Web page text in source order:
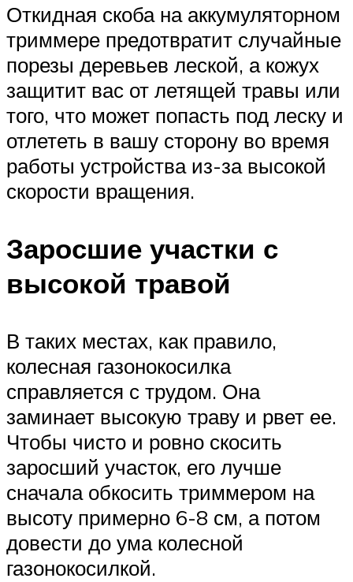
Откидная скоба на аккумуляторном
триммере предотвратит случайные
порезы деревьев леской, а кожух
защитит вас от летящей травы или
того, что может попасть под леску и
отлететь в вашу сторону во время
работы устройства из-за высокой
скорости вращения.
Заросшие участки с
высокой травой
В таких местах, как правило,
колесная газонокосилка
справляется с трудом. Она
заминает высокую траву и рвет ее.
Чтобы чисто и ровно скосить
заросший участок, его лучше
сначала обкосить триммером на
высоту примерно 6-8 см, а потом
довести до ума колесной
газонокосилкой.